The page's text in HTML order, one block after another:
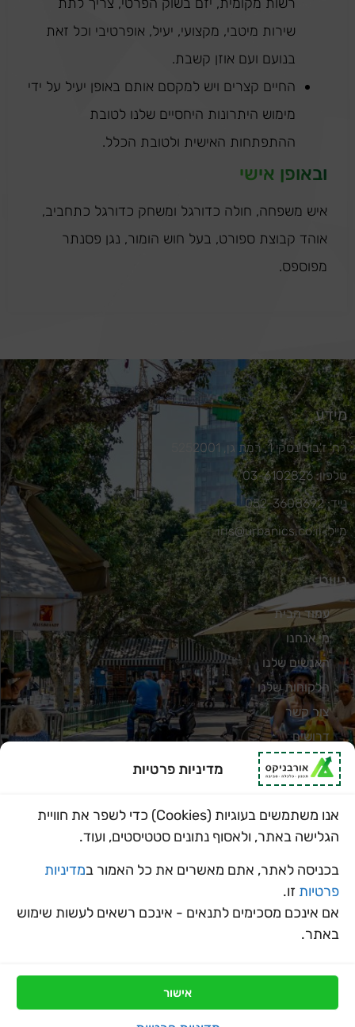
מדיניות פרטיות
אנו משתמשים בעוגיות (Cookies) כדי לשפר את חוויית
הגלישה באתר, ולאסוף נתונים סטטיסטים, ועוד.
בכניסה לאתר, אתם מאשרים את כל האמור במדיניות
פרטיות זו.
אם אינכם מסכימים לתנאים - אינכם רשאים לעשות שימוש
באתר.
אישור
שירות מיטבי, מקצועי, יעיל, אופרטיבי וכל זאת
בנועם ועם אוזן קשבת.
החיים קצרים ויש למקסם אותם באופן יעיל על ידי
מימוש היתרונות היחסיים שלנו לטובת
ההתפתחות האישית ולטובת הכלל.
ובאופן אישי
איש משפחה, חולה כדורגל ומשחק כדורגל כתחביב,
אוהד קבוצת ספורט, בעל חוש הומור, נגן פסנתר
מפוספס.
מידע
רח' ז'בוטינסקי 1, רמת גן, 5252001
טלפון: 03-6102826
נייד: 052-3608692
מייל: iris@urbanics.co.il
ניווט
עמוד הבית
מי אנחנו
האנשים שלנו
הלקוחות שלנו
צור קשר
דרושים
מדיניות פרטיות
תכנון עירוני ואזורי
סביבה וקיימות
הצהרת נגישות
כל הזכויות שמורות לאורבניקס ©